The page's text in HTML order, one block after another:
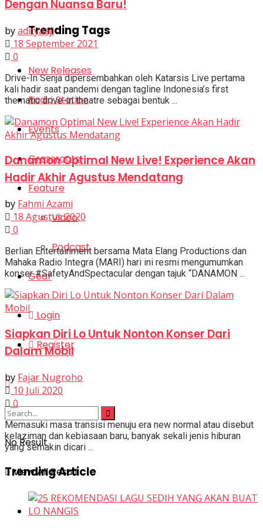
Trending Tags
New Releases
Radio Station
Events
Grassroots
Feature
Video
Podcast
Gear
Login
Register
No Result
View All Result
Dengan Nuansa Baru!
byadityaaji
18 September 2021
0
Drive-In Senja dipersembahkan oleh Katarsis Live pertama
kali hadir saat pandemi dengan tagline Indonesia’s first
thematic drive-in theatre sebagai bentuk ...
Danamon Optimal New Live! Experience Akan
Hadir Akhir Agustus Mendatang
by Fahmi Azami
18 Agustus 2020
0
Berlian Entertainment bersama Mata Elang Productions dan
Mahaka Radio Integra (MARI) hari ini resmi mengumumkan
konser #SafetyAndSpectacular dengan tajuk “DANAMON ...
Siapkan Diri Lo Untuk Nonton Konser Dari
Dalam Mobil
by Fajar Nugroho
10 Juli 2020
0
Memasuki masa transisi menuju era new normal atau disebut
kelaziman dan kebiasaan baru, banyak sekali jenis hiburan
yang semakin dicari ...
Trending Article